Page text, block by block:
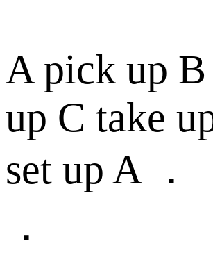
A pick up
up C take
set up A ．
．